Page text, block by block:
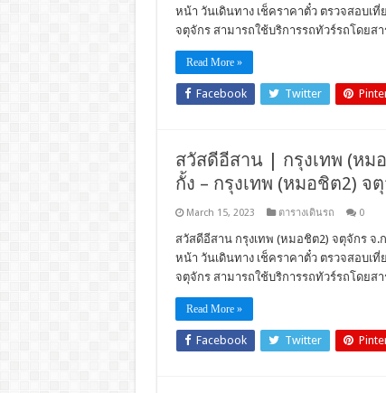
หน้า วันเดินทาง เช็คราคาตั๋ว ตรวจสอบเ
จตุจักร สามารถใช้บริการรถทัวร์รถโดยส
Read More »
Facebook Twitter
สวัสดีอีสาน | กรุงเทพ (หม
กั้ง – กรุงเทพ (หมอชิต2) จ
March 15, 2023 ตารางเดินรถ 0
สวัสดีอีสาน กรุงเทพ (หมอชิต2) จตุจักร จ.
หน้า วันเดินทาง เช็คราคาตั๋ว ตรวจสอบเ
จตุจักร สามารถใช้บริการรถทัวร์รถโดยส
Read More »
Facebook Twitter